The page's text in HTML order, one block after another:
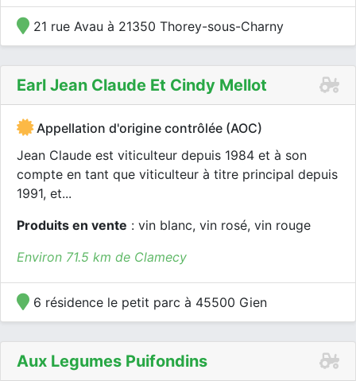
21 rue Avau à 21350 Thorey-sous-Charny
Earl Jean Claude Et Cindy Mellot
Appellation d'origine contrôlée (AOC)
Jean Claude est viticulteur depuis 1984 et à son
compte en tant que viticulteur à titre principal depuis
1991, et...
Produits en vente : vin blanc, vin rosé, vin rouge
Environ 71.5 km de Clamecy
6 résidence le petit parc à 45500 Gien
Aux Legumes Puifondins